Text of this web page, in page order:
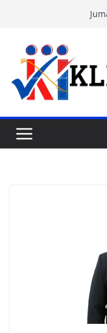
content